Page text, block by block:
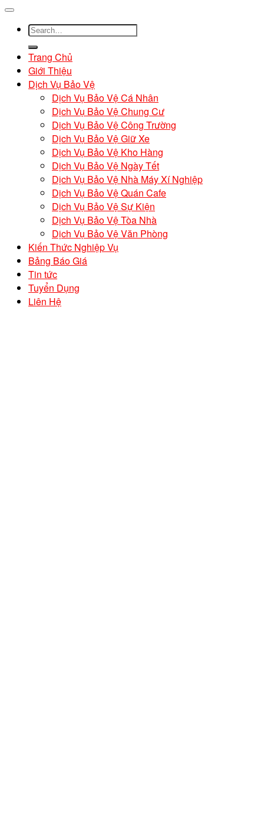
Trang Chủ
Giới Thiệu
Dịch Vụ Bảo Vệ
Dịch Vụ Bảo Vệ Cá Nhân
Dịch Vụ Bảo Vệ Chung Cư
Dịch Vụ Bảo Vệ Công Trường
Dịch Vụ Bảo Vệ Giữ Xe
Dịch Vụ Bảo Vệ Kho Hàng
Dịch Vụ Bảo Vệ Ngày Tết
Dịch Vụ Bảo Vệ Nhà Máy Xí Nghiệp
Dịch Vụ Bảo Vệ Quán Cafe
Dịch Vụ Bảo Vệ Sự Kiện
Dịch Vụ Bảo Vệ Tòa Nhà
Dịch Vụ Bảo Vệ Văn Phòng
Kiến Thức Nghiệp Vụ
Bảng Báo Giá
Tin tức
Tuyển Dụng
Liên Hệ